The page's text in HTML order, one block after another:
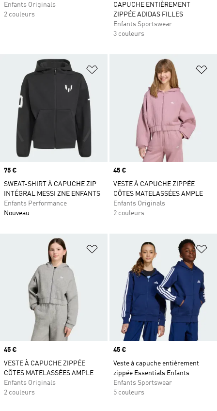
Enfants Originals
2 couleurs
CAPUCHE ENTIÈREMENT
ZIPPÉE ADIDAS FILLES
Enfants Sportswear
3 couleurs
Ajouter à la Liste de produits
Prix
75 €
SWEAT-SHIRT À CAPUCHE ZIP
INTÉGRAL MESSI ZNE ENFANTS
Enfants Performance
Nouveau
Prix
45 €
VESTE À CAPUCHE ZIPPÉE
CÔTES MATELASSÉES AMPLE
Enfants Originals
2 couleurs
Ajouter à la Liste de produits
Prix
45 €
VESTE À CAPUCHE ZIPPÉE
CÔTES MATELASSÉES AMPLE
Enfants Originals
2 couleurs
Prix
45 €
Veste à capuche entièrement
zippée Essentials Enfants
Enfants Sportswear
5 couleurs